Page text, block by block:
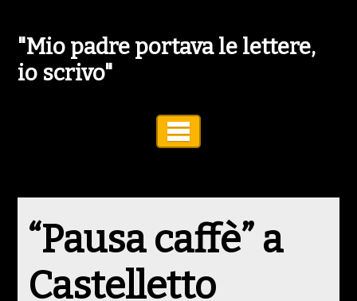
"Mio padre portava le lettere,
io scrivo"
“Pausa caffè” a
Castelletto